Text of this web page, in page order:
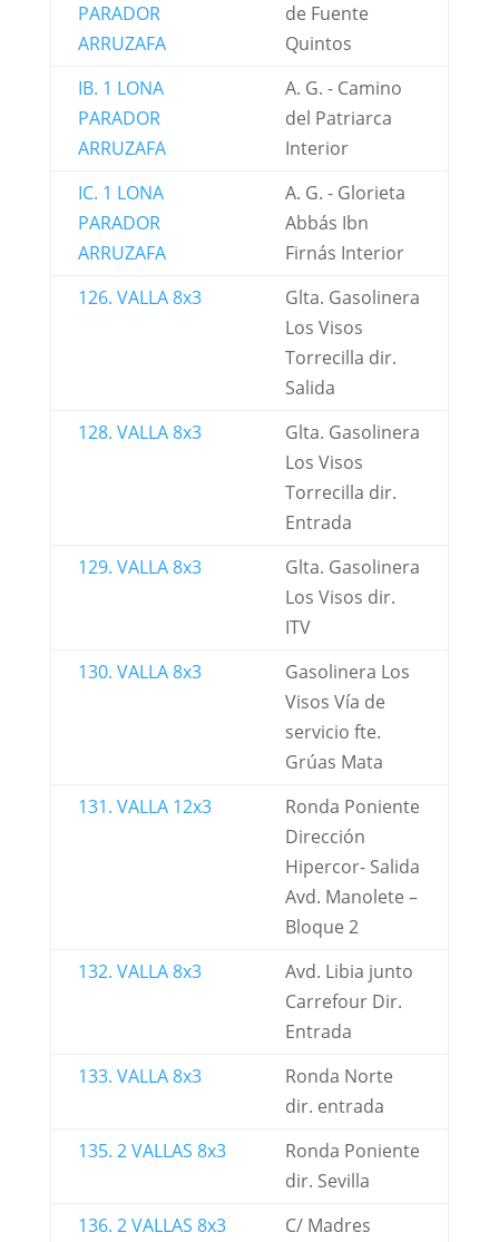
PARADOR
ARRUZAFA
de Fuente
Quintos
IB. 1 LONA
PARADOR
ARRUZAFA
A. G. - Camino
del Patriarca
Interior
IC. 1 LONA
PARADOR
ARRUZAFA
A. G. - Glorieta
Abbás Ibn
Firnás Interior
126. VALLA 8x3
Glta. Gasolinera
Los Visos
Torrecilla dir.
Salida
128. VALLA 8x3
Glta. Gasolinera
Los Visos
Torrecilla dir.
Entrada
129. VALLA 8x3
Glta. Gasolinera
Los Visos dir.
ITV
130. VALLA 8x3
Gasolinera Los
Visos Vía de
servicio fte.
Grúas Mata
131. VALLA 12x3
Ronda Poniente
Dirección
Hipercor- Salida
Avd. Manolete –
Bloque 2
132. VALLA 8x3
Avd. Libia junto
Carrefour Dir.
Entrada
133. VALLA 8x3
Ronda Norte
dir. entrada
135. 2 VALLAS 8x3
Ronda Poniente
dir. Sevilla
136. 2 VALLAS 8x3
C/ Madres